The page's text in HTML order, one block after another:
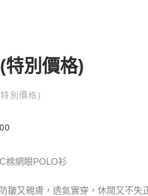
別價格)
別價格)
棉網眼POLO衫
皺又親膚，透氣實穿，休閒又不失